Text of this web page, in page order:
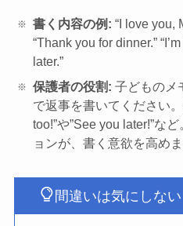
書く内容の例: “I love you,
“Thank you for dinner.”
later.”
保護者の役割: 子どものメ
で返事を書いてください
too!”や”See you later!”な
ョンが、書く意欲を高めま
間違いは気にしな